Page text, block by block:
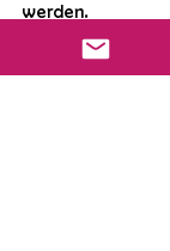
werden.